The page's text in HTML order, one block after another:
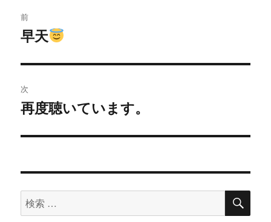
稿
ビ
ゲ
ー
ン
前
過
の
投
稿:
早天
次
次
投
再度聴いています。
検
索
検